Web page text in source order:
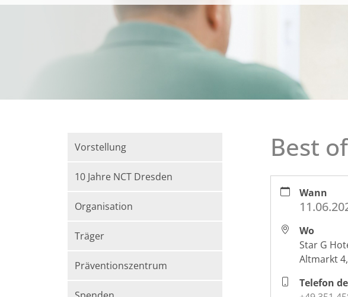
Best
dresden.de/de/
dresden/
chicago-
Best
Wann
Wo
Star G
Altmarkt
Telefon
Vorstellung
10 Jahre NCT Dresden
Organisation
Träger
Präventionszentrum